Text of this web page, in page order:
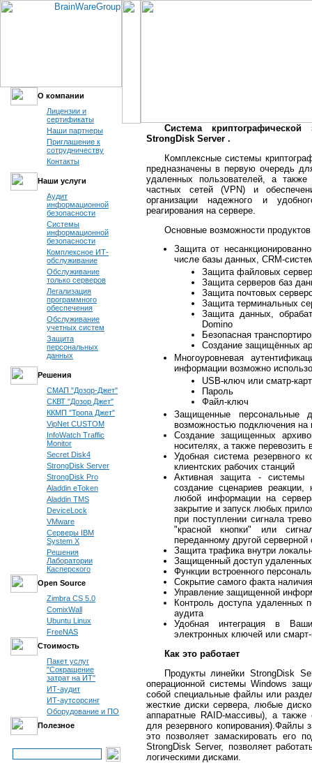
О компании
Лицензии и
сертификаты
Наши партнеры
Приглашение к
сотрудничеству
Контакты
Наши услуги
Аудит
информационной
безопасности
Системы
информационной
безопасности
Комплексное ИТ-
обслуживание
Обслуживание
только серверов
Легализация
программного
обеспечения
Обслуживание
учетных систем
Защита
персональных
данных
Решения
СМАП "Дозор-Джет"
СКВТ "Дозор Джет"
ККМП "Тропа Джет"
VipNet CUSTOM
InfoWatch Traffic
Monitor
Secret Disk4
StrongDisk Server
StrongDisk Pro
Aladdin eToken
Aladdin TMS
DeviceLock
VMware
Серверы IBM
System X
Решения
Лаборатории
Касперского
Open Source
Zimbra CS 5.0
ComixWall
Ubuntu Linux
FreeNAS
Стоимость
Пакет услуг
"Сокращение
затрат на ИТ"
ИТ-аудит
ИТ-аутсорсинг
Оборудование и ПО
Полезное
Система
StrongDisk Server .
Комплексные системы
предназначены в первую очередь
удаленных пользователей, а
частных сетей (VPN) и
организации надежного и
реагирования на сервере.
Основные возможности
Защита от
числе базы данных, CRM-
Защита файловых
Защита серверов баз
Защита почтовых
Защита терминальных
Защита данных,
Domino
Безопасная
Создание защищённых
Многоуровневая
информации возможно
USB-ключ или сматр-
Пароль
Файл-ключ
Защищенные персональные
возможностью подключения на
Создание защищенных
носителях, а также
Удобная система резервного
клиентских рабочих станций
Активная защита - системы
создание сценариев реакции,
любой информации на
закрытие и запуск любых
при поступлении сигнала
"красной кнопки" или
переданному другой серверной
Защита трафика внутри
Защищенный доступ удаленных
Функции встроенного
Сокрытие самого факта
Управление защищенной
Контроль доступа удаленных
аудита
Удобная интеграция в
электронных ключей или смарт-
Как это работает
Продукты линейки StrongDisk
операционной системы Windows
собой специальные файлы или
жесткие диски сервера, любые
аппаратные RAID-массивы), а
для резервного
это позволяет замаскировать его
StrongDisk Server, позволяет
логическими дисками.